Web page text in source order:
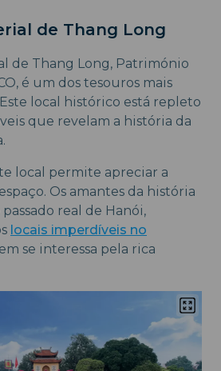
de Thang Long
de Thang Long, Património
é um dos tesouros mais
local histórico está repleto
que revelam a história da
local permite apreciar a
Os amantes da história
real de Hanói,
locais imperdíveis no
se interessa pela rica